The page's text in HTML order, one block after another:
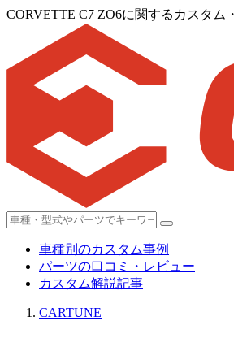
CORVETTE C7 ZO6に関するカスタム
車種別のカスタム事例
パーツの口コミ・レビュー
カスタム解説記事
CARTUNE